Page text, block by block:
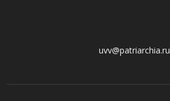
uvv@patriarchia.ru